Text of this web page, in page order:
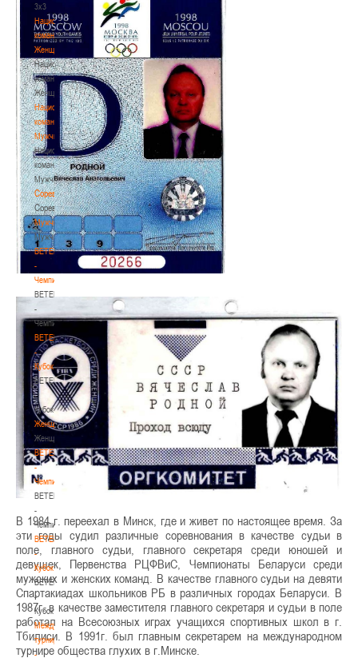
3х3
Национальная
команда.
Женщины
Национальная
команда.
Женщины
Национальная
команда.
Мужчины
Национальная
команда.
Мужчины
Соревнования
Соревнования
Мужчины
Мужчины
BETERA
-
Чемпионат
BETERA
-
Чемпионат
BETERA
-
Кубок
BETERA
-
Кубок
Женщины
Женщины
BETERA
-
Чемпионат
BETERA
-
Чемпионат
BETERA
-
Кубок
BETERA
-
Кубок
Международный
турнир
-
В 1984 г. переехал в Минск, где и живет по настоящее время. За
эти годы судил различные соревнования в качестве судьи в
поле, главного судьи, главного секретаря среди юношей и
девушек, Первенства РЦФВиС, Чемпионаты Беларуси среди
мужских и женских команд. В качестве главного судьи на девяти
Спартакиадах школьников РБ в различных городах Беларуси. В
1987г. в качестве заместителя главного секретаря и судьи в поле
работал на Всесоюзных играх учащихся спортивных школ в г.
Тбилиси. В 1991г. был главным секретарем на международном
турнире общества глухих в г.Минске.